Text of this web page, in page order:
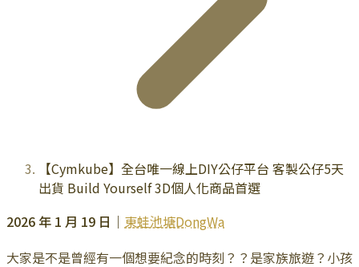
【Cymkube】全台唯一線上DIY公仔平台 客製公仔5天
出貨 Build Yourself 3D個人化商品首選
2026 年 1 月 19 日｜ 東蛙池塘DongWa
大家是不是曾經有一個想要紀念的時刻？？是家族旅遊？小孩